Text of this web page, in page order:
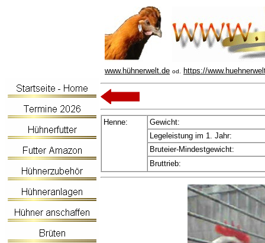
www.hühnerwelt.de od. https://
Henne:
Gewicht:
Legeleistung im 1. Jahr:
Bruteier-Mindestgewicht:
Bruttrieb: